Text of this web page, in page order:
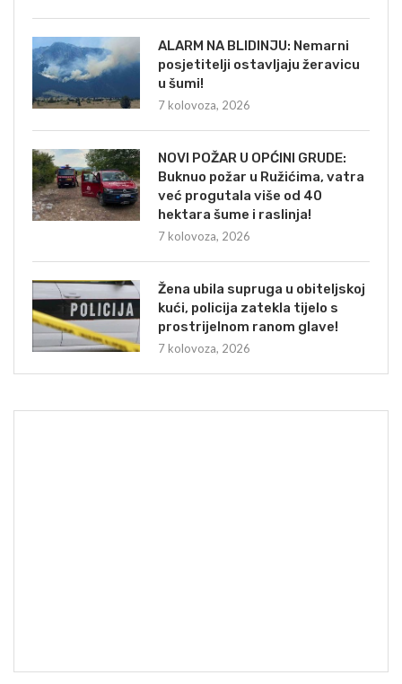
ALARM NA BLIDINJU: Nemarni
posjetitelji ostavljaju žeravicu
u šumi!
7 kolovoza, 2026
NOVI POŽAR U OPĆINI GRUDE:
Buknuo požar u Ružićima, vatra
već progutala više od 40
hektara šume i raslinja!
7 kolovoza, 2026
Žena ubila supruga u obiteljskoj
kući, policija zatekla tijelo s
prostrijelnom ranom glave!
7 kolovoza, 2026